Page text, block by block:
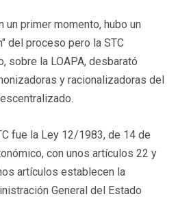
un primer momento, hubo un
del proceso pero la STC
sobre la LOAPA, desbarató
y racionalizadoras del
fue la Ley 12/1983, de 14 de
con unos artículos 22 y
artículos establecen la
General del Estado